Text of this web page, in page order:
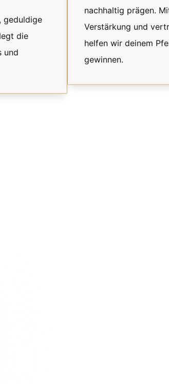
geduldige
die
und
nachhaltig prägen.
Verstärkung und
helfen wir deinem
gewinnen.